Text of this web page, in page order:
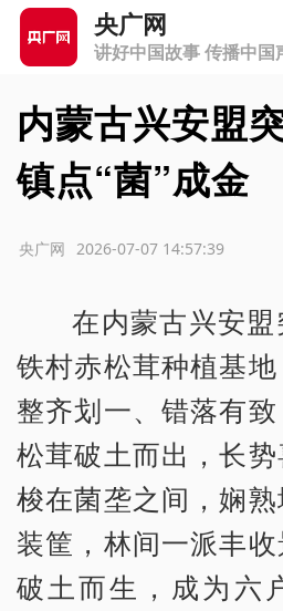
央广网
讲好中国故事 传播中国
内蒙古兴安盟
镇点“菌”成金
2026-07-07 14:57:39
央广网
在内蒙古兴安
铁村赤松茸种植基
整齐划一、错落有
松茸破土而出，长
梭在菌垄之间，娴熟
装筐，林间一派丰
破土而生，成为六